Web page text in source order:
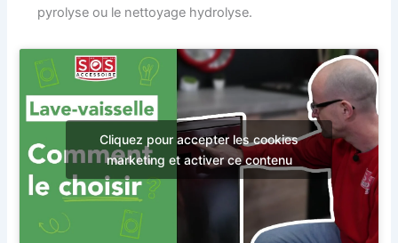
pyrolyse ou le nettoyage hydrolyse.
Cliquez pour accepter les cookies
marketing et activer ce contenu